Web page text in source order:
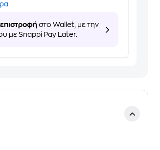
στο Wallet, με την
με Snappi Pay Later.